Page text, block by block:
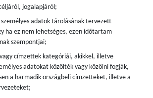
jogalapjáról;
adatok tárolásának tervezett
ha ez nem lehetséges, ezen időtartam
szempontjai;
címzettek kategóriái, akikkel, illetve
adatokat közölték vagy közölni fogják,
a harmadik országbeli címzetteket, illetve a